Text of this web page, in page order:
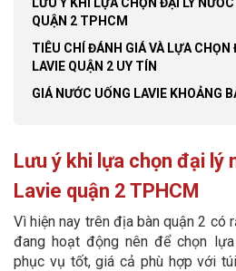
QUẬN 2 TPHCM
TIÊU CHÍ ĐÁNH GIÁ VÀ LỰA CHỌN
LAVIE QUẬN 2 UY TÍN
GIÁ NƯỚC UỐNG LAVIE KHOẢNG
Lưu ý khi lựa chọn đại lý
Lavie quận 2 TPHCM
Vì hiện nay trên địa bàn quận 2 có
đang hoạt động nên để chọn
phục vụ tốt, giá cả phù hợp với